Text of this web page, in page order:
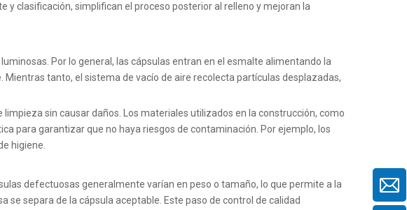
y clasificación, simplifican el proceso posterior al relleno y mejoran la
Por lo general, las cápsulas entran en el esmalte alimentando la
tanto, el sistema de vacío de aire recolecta partículas desplazadas,
sin causar daños. Los materiales utilizados en la construcción, como
para garantizar que no haya riesgos de contaminación. Por ejemplo, los
higiene.
defectuosas generalmente varían en peso o tamaño, lo que permite a la
separa de la cápsula aceptable. Este paso de control de calidad